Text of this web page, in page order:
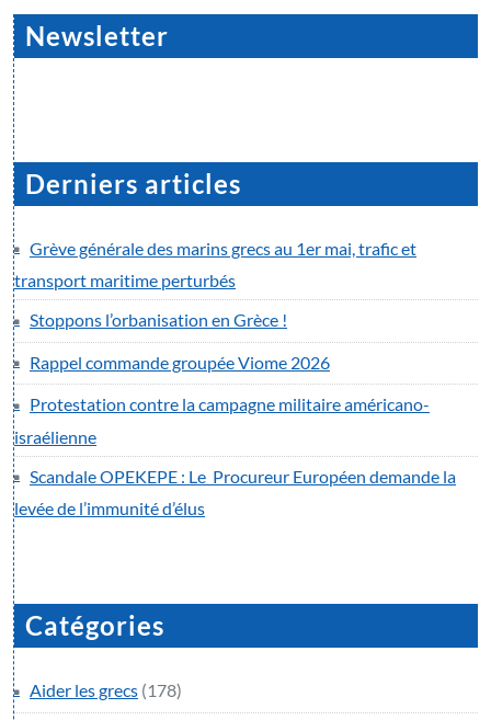
Newsletter
Derniers articles
Grève générale des marins grecs au 1er mai, trafic et
transport maritime perturbés
Stoppons l’orbanisation en Grèce !
Rappel commande groupée Viome 2026
Protestation contre la campagne militaire américano-
israélienne
Scandale OPEKEPE : Le Procureur Européen demande la
levée de l’immunité d’élus
Catégories
Aider les grecs (178)